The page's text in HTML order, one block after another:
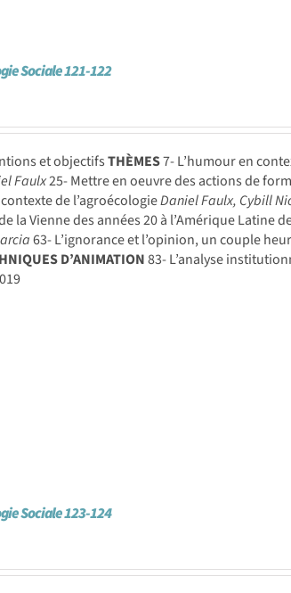
Sociale 121-122
et objectifsTHÈMES7- L’humour en
Faulx25- Mettre en oeuvre des actions de
de l’agroécologieDaniel Faulx, Cybill
la Vienne des années 20 à l’Amérique Latine
63- L’ignorance et l’opinion, un couple
D’ANIMATION83- L’analyse
Sociale 123-124